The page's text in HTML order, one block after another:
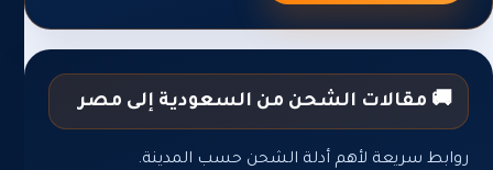
🚚 مقالات الشحن من السعودية إلى مصر
روابط سريعة لأهم أدلة الشحن حسب المدينة.